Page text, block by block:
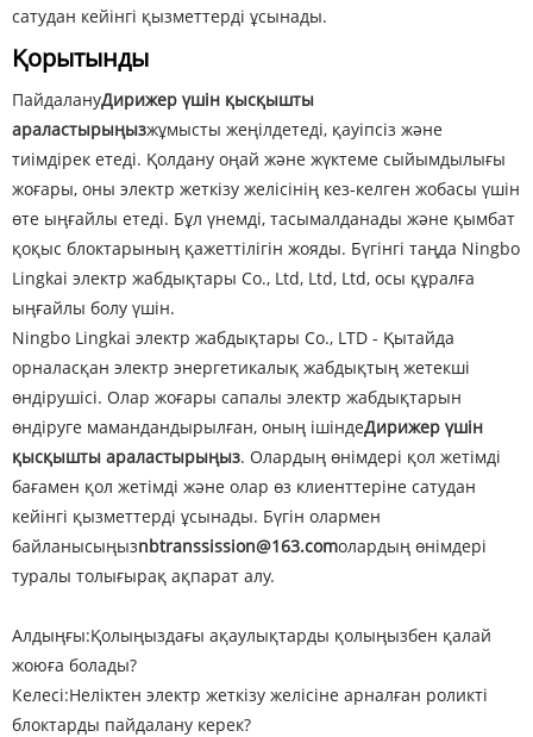
сатудан кейінгі қызметтерді ұсынады.
Қорытынды
ПайдалануДирижер үшін қысқышты
араластырыңызжұмысты жеңілдетеді, қауіпсіз және
тиімдірек етеді. Қолдану оңай және жүктеме сыйымдылығы
жоғары, оны электр жеткізу желісінің кез-келген жобасы үшін
өте ыңғайлы етеді. Бұл үнемді, тасымалданады және қымбат
қоқыс блоктарының қажеттілігін жояды. Бүгінгі таңда Ningbo
Lingkai электр жабдықтары Co., Ltd, Ltd, Ltd, осы құралға
ыңғайлы болу үшін.
Ningbo Lingkai электр жабдықтары Co., LTD - Қытайда
орналасқан электр энергетикалық жабдықтың жетекші
өндірушісі. Олар жоғары сапалы электр жабдықтарын
өндіруге мамандандырылған, оның ішіндеДирижер үшін
қысқышты араластырыңыз. Олардың өнімдері қол жетімді
бағамен қол жетімді және олар өз клиенттеріне сатудан
кейінгі қызметтерді ұсынады. Бүгін олармен
байланысыңызnbtranssission@163.comолардың өнімдері
туралы толығырақ ақпарат алу.
Алдыңғы:Қолыңыздағы ақаулықтарды қолыңызбен қалай
жоюға болады?
Келесі:Неліктен электр жеткізу желісіне арналған роликті
блоктарды пайдалану керек?